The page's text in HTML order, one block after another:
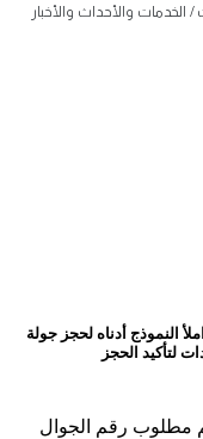
والأحداث والأخبار
املأ النموذج أدناه لحجز جولة
لتأكيد الحجز
مطلوب رقم الجوال